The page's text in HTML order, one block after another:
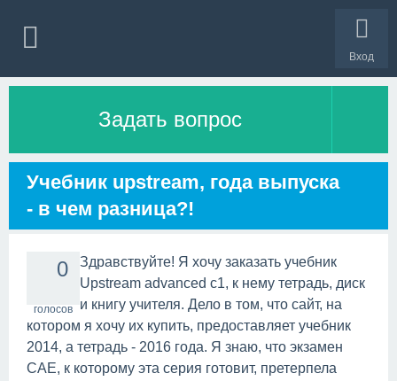
Вход
Задать вопрос
Учебник upstream, года выпуска
- в чем разница?!
0
голосов
Здравствуйте! Я хочу заказать учебник
Upstream advanced c1, к нему тетрадь, диск
и книгу учителя. Дело в том, что сайт, на
котором я хочу их купить, предоставляет учебник
2014, а тетрадь - 2016 года. Я знаю, что экзамен
САЕ, к которому эта серия готовит, претерпела